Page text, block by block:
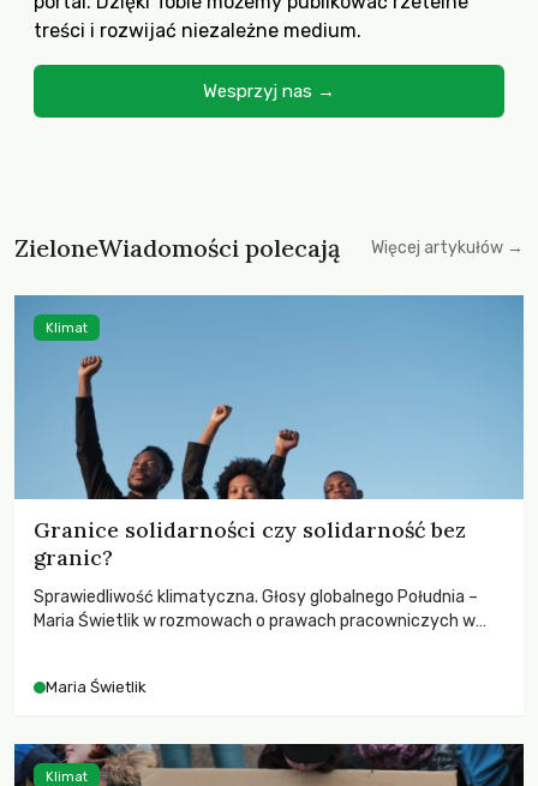
treści i rozwijać niezależne medium.
Wesprzyj nas →
ZieloneWiadomości polecają Więcej artykułów →
Granice solidarności czy solidarność bez
granic?
Sprawiedliwość klimatyczna. Głosy globalnego Południa –
Maria Świetlik w rozmowach o prawach pracowniczych w
Maria Świetlik
Klimat
Klimat